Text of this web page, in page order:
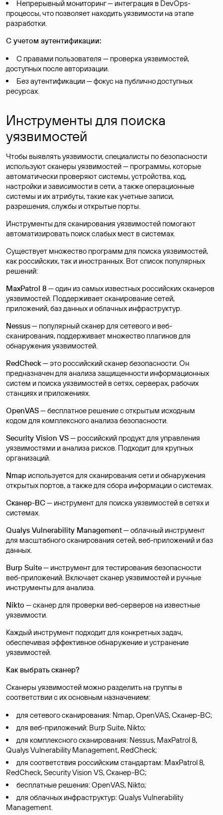
Непрерывный мониторинг — интеграция в DevOps-
процессы, что позволяет находить уязвимости на этапе
разработки.
С учетом аутентификации:
С правами пользователя — проверка уязвимостей,
доступных после авторизации.
Без аутентификации — фокус на публично доступных
ресурсах.
Инструменты для поиска
уязвимостей
Чтобы выявлять уязвимости, специалисты по безопасности
используют сканеры уязвимостей — программы, которые
автоматически проверяют системы, устройства, код,
настройки и зависимости в сети, а также операционные
системы и их атрибуты, такие как учетные записи,
разрешения, службы и открытые порты.
Инструменты для сканирования уязвимостей помогают
автоматизировать поиск слабых мест в системах.
Существует множество программ для поиска уязвимостей,
как российских, так и иностранных. Вот список популярных
решений:
MaxPatrol 8 — один из самых известных российских сканеров
уязвимостей. Поддерживает сканирование сетей,
приложений, баз данных и облачных инфраструктур.
Nessus— популярный сканер для сетевого и веб-
сканирования, поддерживает множество плагинов для
обнаружения уязвимостей.
RedCheck— это российский сканер безопасности. Он
предназначен для анализа защищенности информационных
систем и поиска уязвимостей в сетях, серверах, рабочих
станциях и приложениях.
OpenVAS— бесплатное решение с открытым исходным
кодом для комплексного анализа безопасности.
Security Vision VS— российский продукт для управления
уязвимостями и анализа рисков. Подходит для крупных
организаций.
Nmap используется для сканирования сети и обнаружения
открытых портов, а также для сбора информации о системах.
Сканер-ВС— инструмент для поиска уязвимостей в сетях и
системах.
Qualys Vulnerability Management— облачный инструмент
для масштабного сканирования сетей, веб-приложений и баз
данных.
Burp Suite— инструмент для тестирования безопасности
веб-приложений. Включает сканер уязвимостей и ручные
инструменты для анализа.
Nikto — сканер для проверки веб-серверов на известные
уязвимости.
Каждый инструмент подходит для конкретных задач,
обеспечивая эффективное обнаружение и устранение
уязвимостей.
Как выбрать сканер?
Сканеры уязвимостей можно разделить на группы в
соответствии с их основным назначением:
для сетевого сканирования: Nmap, OpenVAS, Сканер-ВС;
для веб-приложений: Burp Suite, Nikto;
для комплексного сканирования: Nessus, MaxPatrol 8,
Qualys Vulnerability Management, RedCheck;
для соответствия российским стандартам: MaxPatrol 8,
RedCheck, Security Vision VS, Сканер-ВС;
бесплатные решения: OpenVAS, Nikto;
для облачных инфраструктур: Qualys Vulnerability
Management.